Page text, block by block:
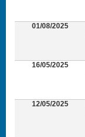
01/08/2025
16/05/2025
12/05/2025